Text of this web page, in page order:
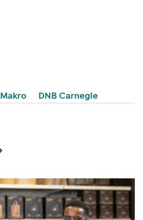
Makro DNB Carnegie